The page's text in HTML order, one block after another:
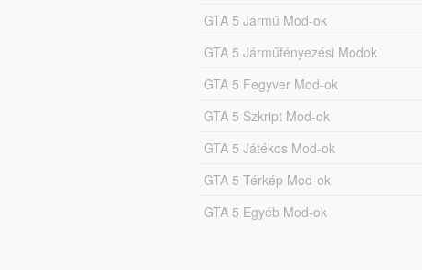
GTA 5 Jármű Mod-ok
GTA 5 Járműfényezési Modok
GTA 5 Fegyver Mod-ok
GTA 5 Szkript Mod-ok
GTA 5 Játékos Mod-ok
GTA 5 Térkép Mod-ok
GTA 5 Egyéb Mod-ok